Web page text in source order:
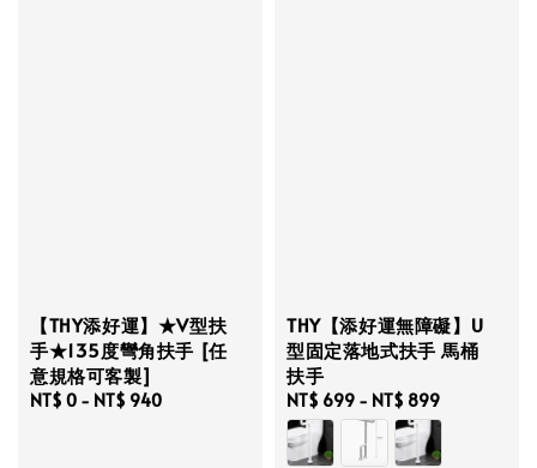
【THY添好運】★V型扶
手★135度彎角扶手 [任
意規格可客製]
Regular
NT$ 0 - NT$ 940
THY【添好運無障礙】U
型固定落地式扶手 馬桶
扶手
Regular
price
NT$ 699 - NT$ 899